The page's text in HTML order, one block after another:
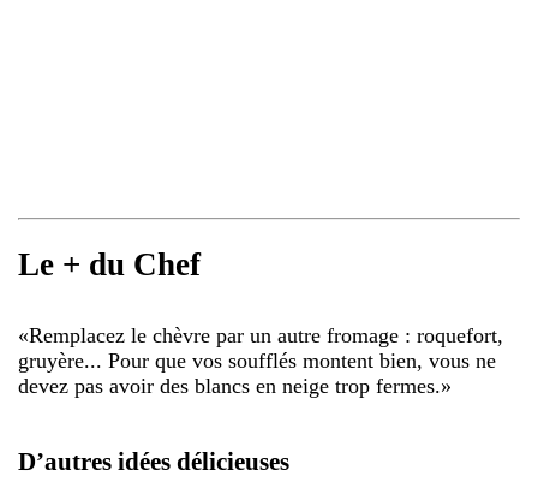
Le + du Chef
«Remplacez le chèvre par un autre fromage : roquefort,
gruyère... Pour que vos soufflés montent bien, vous ne
devez pas avoir des blancs en neige trop fermes.»
D’autres idées délicieuses